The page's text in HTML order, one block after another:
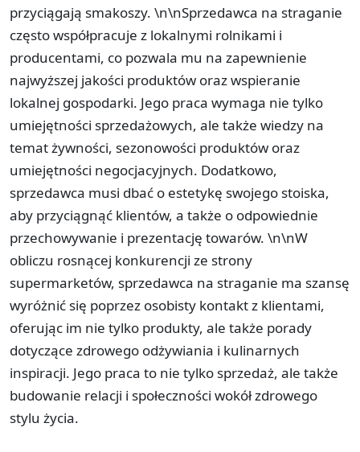
przyciągają smakoszy. \n\nSprzedawca na straganie
często współpracuje z lokalnymi rolnikami i
producentami, co pozwala mu na zapewnienie
najwyższej jakości produktów oraz wspieranie
lokalnej gospodarki. Jego praca wymaga nie tylko
umiejętności sprzedażowych, ale także wiedzy na
temat żywności, sezonowości produktów oraz
umiejętności negocjacyjnych. Dodatkowo,
sprzedawca musi dbać o estetykę swojego stoiska,
aby przyciągnąć klientów, a także o odpowiednie
przechowywanie i prezentację towarów. \n\nW
obliczu rosnącej konkurencji ze strony
supermarketów, sprzedawca na straganie ma szansę
wyróżnić się poprzez osobisty kontakt z klientami,
oferując im nie tylko produkty, ale także porady
dotyczące zdrowego odżywiania i kulinarnych
inspiracji. Jego praca to nie tylko sprzedaż, ale także
budowanie relacji i społeczności wokół zdrowego
stylu życia.